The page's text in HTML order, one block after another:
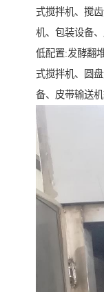
式搅拌机、搅
机、包装设备
低配置:发酵翻
式搅拌机、圆
备、皮带输送机